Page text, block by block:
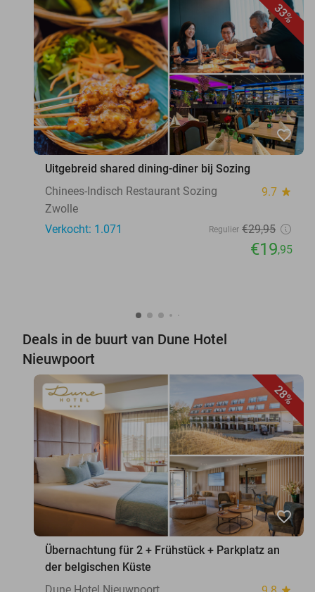
33%
favorite_border
Uitgebreid shared dining-diner bij Sozing
Chinees-Indisch Restaurant Sozing
9.7 star
Zwolle
Verkocht: 1.071
Regulier €29,95
€19,95
Deals in de buurt van Dune Hotel
Nieuwpoort
28%
favorite_border
Übernachtung für 2 + Frühstück + Parkplatz an
der belgischen Küste